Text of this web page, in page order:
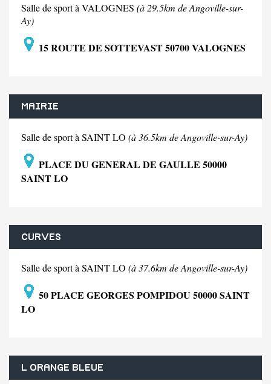
Salle de sport à VALOGNES (à 29.5km de Angoville-sur-
Ay)
15 ROUTE DE SOTTEVAST 50700 VALOGNES
MAIRIE
Salle de sport à SAINT LO (à 36.5km de Angoville-sur-Ay)
PLACE DU GENERAL DE GAULLE 50000
SAINT LO
CURVES
Salle de sport à SAINT LO (à 37.6km de Angoville-sur-Ay)
50 PLACE GEORGES POMPIDOU 50000 SAINT
LO
L ORANGE BLEUE